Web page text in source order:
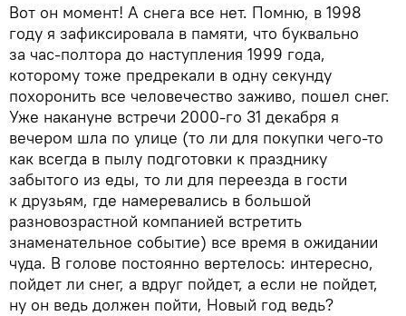
Вот он момент! А снега все нет. Помню, в 1998
году я зафиксировала в памяти, что буквально
за час-полтора до наступления 1999 года,
которому тоже предрекали в одну секунду
похоронить все человечество заживо, пошел снег.
Уже накануне встречи 2000-го 31 декабря я
вечером шла по улице (то ли для покупки чего-то
как всегда в пылу подготовки к празднику
забытого из еды, то ли для переезда в гости
к друзьям, где намеревались в большой
разновозрастной компанией встретить
знаменательное событие) все время в ожидании
чуда. В голове постоянно вертелось: интересно,
пойдет ли снег, а вдруг пойдет, а если не пойдет,
ну он ведь должен пойти, Новый год ведь?